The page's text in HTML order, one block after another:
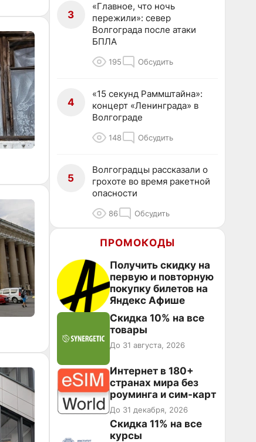
3
«Главное, что ночь
пережили»: север
Волгограда после атаки
БПЛА
195 Обсудить
4
«15 секунд Раммштайна»:
концерт «Ленинграда» в
Волгограде
148 Обсудить
5
Волгоградцы рассказали о
грохоте во время ракетной
опасности
86 Обсудить
ПРОМОКОДЫ
Получить скидку на
первую и повторную
покупку билетов на
Яндекс Афише
Скидка 10% на все
товары
До 31 августа, 2026
Интернет в 180+
странах мира без
роуминга и сим-карт
До 31 декабря, 2026
Скидка 11% на все
курсы